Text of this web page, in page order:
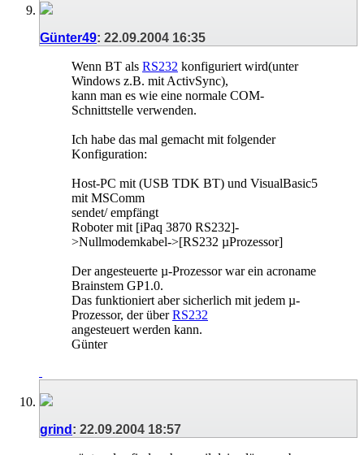
Günter49: 22.09.2004 16:35
Wenn BT als RS232 konfiguriert wird(unter
Windows z.B. mit ActivSync),
kann man es wie eine normale COM-
Schnittstelle verwenden.
Ich habe das mal gemacht mit folgender
Konfiguration:
Host-PC mit (USB TDK BT) und VisualBasic5
mit MSComm
sendet/ empfängt
Roboter mit [iPaq 3870 RS232]-
>Nullmodemkabel->[RS232 µProzessor]
Der angesteuerte µ-Prozessor war ein acroname
Brainstem GP1.0.
Das funktioniert aber sicherlich mit jedem µ-
Prozessor, der überRS232
angesteuert werden kann.
Günter
grind : 22.09.2004 18:57